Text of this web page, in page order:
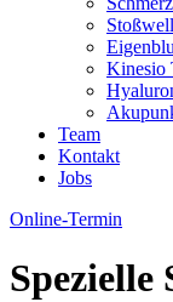
Kinesio
Team
Kontakt
Jobs
Online-Termin
Spezielle